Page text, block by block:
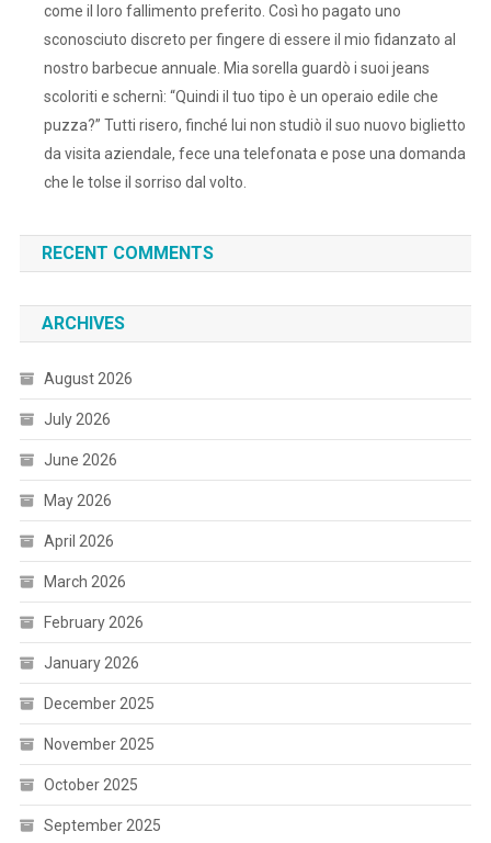
come il loro fallimento preferito. Così ho pagato uno
sconosciuto discreto per fingere di essere il mio fidanzato al
nostro barbecue annuale. Mia sorella guardò i suoi jeans
scoloriti e schernì: “Quindi il tuo tipo è un operaio edile che
puzza?” Tutti risero, finché lui non studiò il suo nuovo biglietto
da visita aziendale, fece una telefonata e pose una domanda
che le tolse il sorriso dal volto.
RECENT COMMENTS
ARCHIVES
August 2026
July 2026
June 2026
May 2026
April 2026
March 2026
February 2026
January 2026
December 2025
November 2025
October 2025
September 2025